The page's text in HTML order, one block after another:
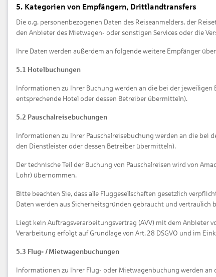
5. Kategorien von Empfängern, Drittlandtransfers
Die o.g. personenbezogenen Daten des Reiseanmelders, der
den Anbieter des Mietwagen- oder sonstigen Services oder die
Ihre Daten werden außerdem an folgende weitere Empfänger
5.1 Hotelbuchungen
Informationen zu Ihrer Buchung werden an die bei der
entsprechende Hotel oder dessen Betreiber übermitteln).
5.2 Pauschalreisebuchungen
Informationen zu Ihrer Pauschalreisebuchung werden an die bei
den Dienstleister oder dessen Betreiber übermitteln).
Der technische Teil der Buchung von Pauschalreisen wird von
Lohr) übernommen.
Bitte beachten Sie, dass alle Fluggesellschaften gesetzlich
Daten werden aus Sicherheitsgründen gebraucht und vertraulich
Liegt kein Auftragsverarbeitungsvertrag (AVV) mit dem Anbieter
Verarbeitung erfolgt auf Grundlage von Art. 28 DSGVO und im
5.3 Flug- / Mietwagenbuchungen
Informationen zu Ihrer Flug- oder Mietwagenbuchung werden